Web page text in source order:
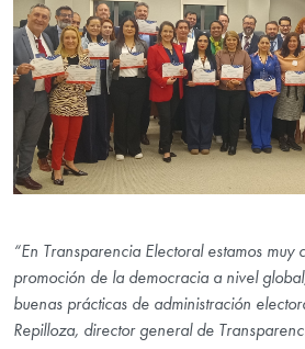
“En Transparencia Electoral estamos muy
promoción de la democracia a nivel
buenas prácticas de administración
Repilloza, director general de